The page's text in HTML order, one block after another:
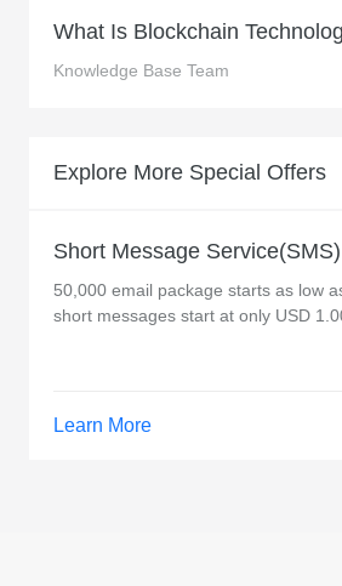
What Is Blockchain
Knowledge Base Team
Explore More Special Offers
Short Message
50,000 email package starts as low
short messages start at only USD
Learn More